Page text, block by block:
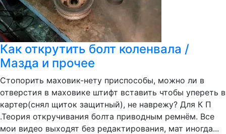
Как открутить болт коленвала /
Мазда и прочее
Стопорить маховик-нету приспособы, можно ли в
отверстия в маховике штифт вставить чтобы упереть в
картер(снял щиток защитный), не наврежу? Для К П
.Теория откручивания болта приводным ремнём. Все
мои видео выходят без редактирования, мат иногда...